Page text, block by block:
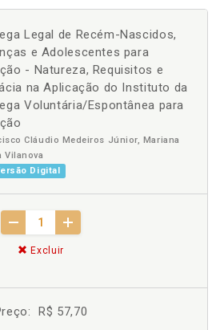
Legal de Recém-Nascidos,
e Adolescentes para
- Natureza, Requisitos e
na Aplicação do Instituto da
Voluntária/Espontânea para
Cláudio Medeiros Júnior, Mariana
Vilanova
Digital
Excluir
R$ 57,70